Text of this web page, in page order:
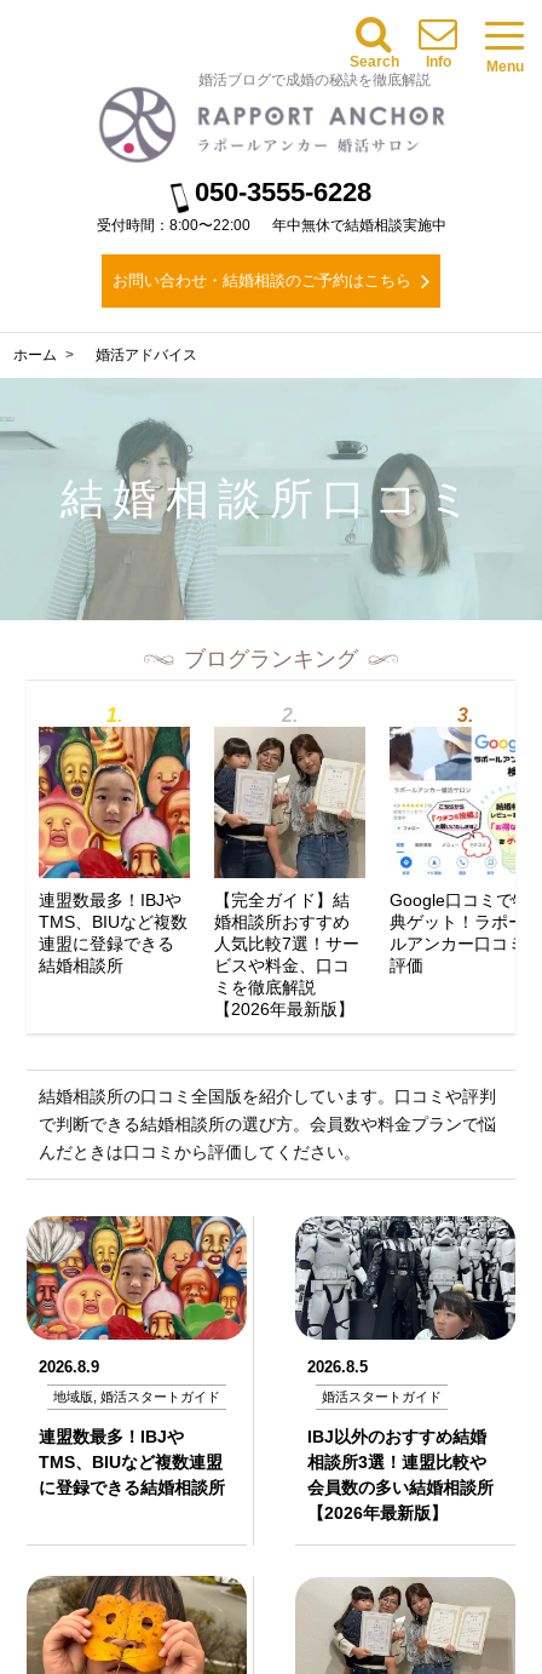
婚活ブログで成婚の秘訣を徹底解説
050-3555-6228
受付時間：8:00〜22:00 年中無休で結婚相談実施中
お問い合わせ・結婚相談のご予約はこちら
Menu
Info
Search
ホーム 婚活アドバイス
結婚相談所口コミ
ブログランキング
連盟数最多！IBJや
TMS、BIUなど複数
連盟に登録できる
結婚相談所
【完全ガイド】結
婚相談所おすすめ
人気比較7選！サー
ビスや料金、口コ
ミを徹底解説
【2026年最新版】
Google口コミで特
典ゲット！ラポー
ルアンカー口コミ
評価
結婚相談所の口コミ全国版を紹介しています。口コミや評判
で判断できる結婚相談所の選び方。会員数や料金プランで悩
んだときは口コミから評価してください。
2026.8.9
地域版, 婚活スタートガイド
連盟数最多！IBJや
TMS、BIUなど複数連盟
に登録できる結婚相談所
2026.8.5
婚活スタートガイド
IBJ以外のおすすめ結婚
相談所3選！連盟比較や
会員数の多い結婚相談所
【2026年最新版】